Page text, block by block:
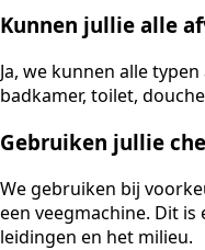
Kunnen jullie alle
Ja, we kunnen alle
badkamer, toilet,
Gebruiken jullie
We gebruiken bij
een veegmachine. Dit
leidingen en het milieu.